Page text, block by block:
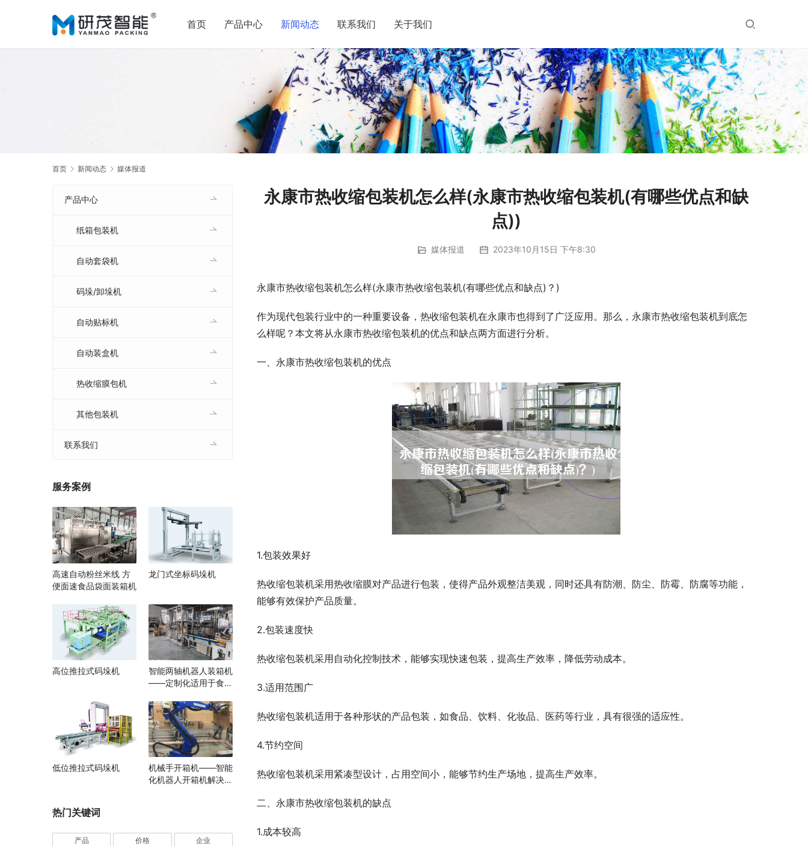
首页 产品中心 新闻动态 联系我们 关于我们
首页 新闻动态 媒体报道
永康市热收缩包装机怎么样(永康市热收缩包装机(有哪些优点和缺
点))
媒体报道 2023年10月15日 下午8:30
永康市热收缩包装机怎么样(永康市热收缩包装机(有哪些优点和缺点)？)
作为现代包装行业中的一种重要设备，热收缩包装机在永康市也得到了广泛应用。那么，永康市热收缩包装机到底怎
么样呢？本文将从永康市热收缩包装机的优点和缺点两方面进行分析。
一、永康市热收缩包装机的优点
1.包装效果好
热收缩包装机采用热收缩膜对产品进行包装，使得产品外观整洁美观，同时还具有防潮、防尘、防霉、防腐等功能，
能够有效保护产品质量。
2.包装速度快
热收缩包装机采用自动化控制技术，能够实现快速包装，提高生产效率，降低劳动成本。
3.适用范围广
热收缩包装机适用于各种形状的产品包装，如食品、饮料、化妆品、医药等行业，具有很强的适应性。
4.节约空间
热收缩包装机采用紧凑型设计，占用空间小，能够节约生产场地，提高生产效率。
二、永康市热收缩包装机的缺点
1.成本较高
产品中心
纸箱包装机
自动套袋机
码垛/卸垛机
自动贴标机
自动装盒机
热收缩膜包机
其他包装机
联系我们
服务案例
高速自动粉丝米线 方
便面速食品袋面装箱机
龙门式坐标码垛机
高位推拉式码垛机
智能两轴机器人装箱机
——定制化适用于食
动化生产线厂家
低位推拉式码垛机
机械手开箱机——智能
化机器人开箱机解决方
热门关键词
产品 价格 企业